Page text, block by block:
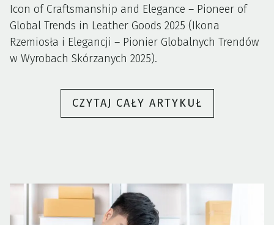
Icon of Craftsmanship and Elegance – Pioneer of
Global Trends in Leather Goods 2025 (Ikona
Rzemiosła i Elegancji – Pionier Globalnych Trendów
w Wyrobach Skórzanych 2025).
CZYTAJ CAŁY ARTYKUŁ
MARKA
W